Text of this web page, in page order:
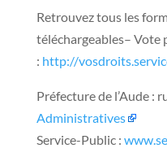
Retrouvez tous les
téléchargeables– Vote
: http://
Préfecture de l’Aude :
Administratives
Service-Public :